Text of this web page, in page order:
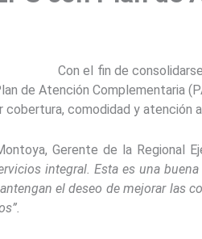
Con el fin de
de Atención Complementaria
comodidad y atención
Gerente de la Regional
integral. Esta es una
el deseo de mejorar las